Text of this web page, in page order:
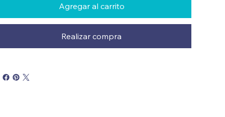
Agregar al carrito
Realizar compra